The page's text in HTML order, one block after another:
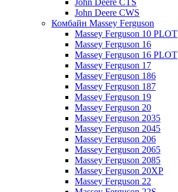
John Deere CTS
John Deere CWS
Комбайн Massey Ferguson
Massey Ferguson 10 PLOT
Massey Ferguson 16
Massey Ferguson 16 PLOT
Massey Ferguson 17
Massey Ferguson 186
Massey Ferguson 187
Massey Ferguson 19
Massey Ferguson 20
Massey Ferguson 2035
Massey Ferguson 2045
Massey Ferguson 206
Massey Ferguson 2065
Massey Ferguson 2085
Massey Ferguson 20XP
Massey Ferguson 22